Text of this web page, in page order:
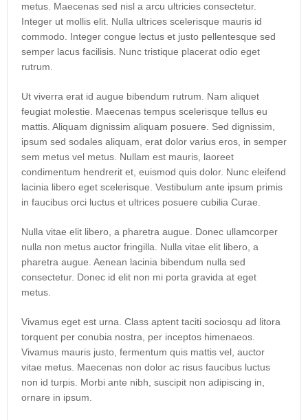
metus. Maecenas sed nisl a arcu ultricies consectetur.
Integer ut mollis elit. Nulla ultrices scelerisque mauris id
commodo. Integer congue lectus et justo pellentesque sed
semper lacus facilisis. Nunc tristique placerat odio eget
rutrum.
Ut viverra erat id augue bibendum rutrum. Nam aliquet
feugiat molestie. Maecenas tempus scelerisque tellus eu
mattis. Aliquam dignissim aliquam posuere. Sed dignissim,
ipsum sed sodales aliquam, erat dolor varius eros, in semper
sem metus vel metus. Nullam est mauris, laoreet
condimentum hendrerit et, euismod quis dolor. Nunc eleifend
lacinia libero eget scelerisque. Vestibulum ante ipsum primis
in faucibus orci luctus et ultrices posuere cubilia Curae.
Nulla vitae elit libero, a pharetra augue. Donec ullamcorper
nulla non metus auctor fringilla. Nulla vitae elit libero, a
pharetra augue. Aenean lacinia bibendum nulla sed
consectetur. Donec id elit non mi porta gravida at eget
metus.
Vivamus eget est urna. Class aptent taciti sociosqu ad litora
torquent per conubia nostra, per inceptos himenaeos.
Vivamus mauris justo, fermentum quis mattis vel, auctor
vitae metus. Maecenas non dolor ac risus faucibus luctus
non id turpis. Morbi ante nibh, suscipit non adipiscing in,
ornare in ipsum.